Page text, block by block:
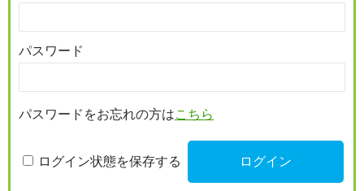
パスワード
パスワードをお忘れの方はこちら
ログイン状態を保存する